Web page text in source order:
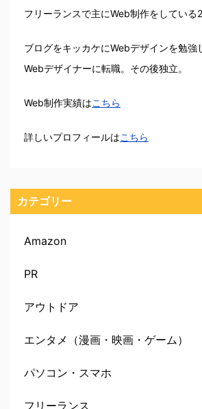
フリーランスで主にWeb制作をしている
ブログをキッカケにWebデザインを勉強
Webデザイナーに転職。その後独立。
Web制作実績はこちら
詳しいプロフィールはこちら
カテゴリー
Amazon
PR
アウトドア
エンタメ（漫画・映画・ゲーム）
パソコン・スマホ
フリーランス